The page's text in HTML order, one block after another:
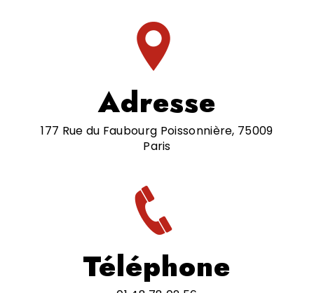
Adresse
177 Rue du Faubourg Poissonnière, 75009
Paris
Téléphone